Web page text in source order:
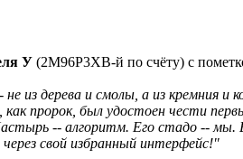
У (2М96Р3ХВ-й по счёту) с
из дерева и смолы, а из кремния и
пророк, был удостоен чести
-- алгоритм. Его стадо -- мы.
свой избранный интерфейс!"